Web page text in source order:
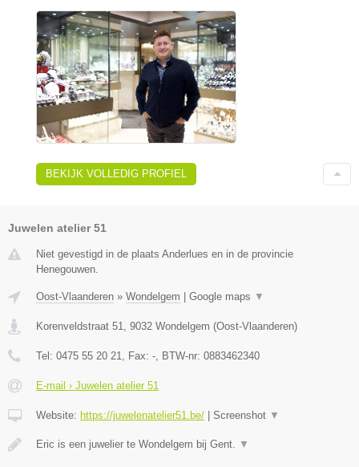
BEKIJK VOLLEDIG PROFIEL
Juwelen atelier 51
Niet gevestigd in de plaats Anderlues en in de provincie
Henegouwen.
Oost-Vlaanderen » Wondelgem Google maps ▼
Korenveldstraat 51, 9032 Wondelgem (Oost-Vlaanderen)
Tel: 0475 55 20 21, Fax: -, BTW-nr: 0883462340
E-mail › Juwelen atelier 51
Website: https://juwelenatelier51.be/ Screenshot ▼
Eric is een juwelier te Wondelgem bij Gent. ▼